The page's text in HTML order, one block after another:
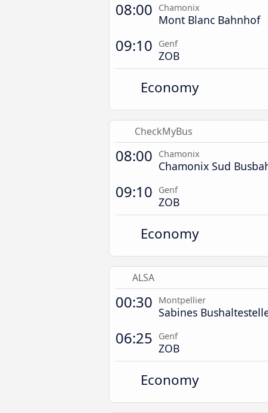
08:00 Chamonix
Mont Blanc Bahnhof
09:10 Genf
ZOB
Economy
CheckMyBus
08:00 Chamonix
Chamonix Sud
09:10 Genf
ZOB
Economy
ALSA
00:30 Montpellier
Sabines
06:25 Genf
ZOB
Economy